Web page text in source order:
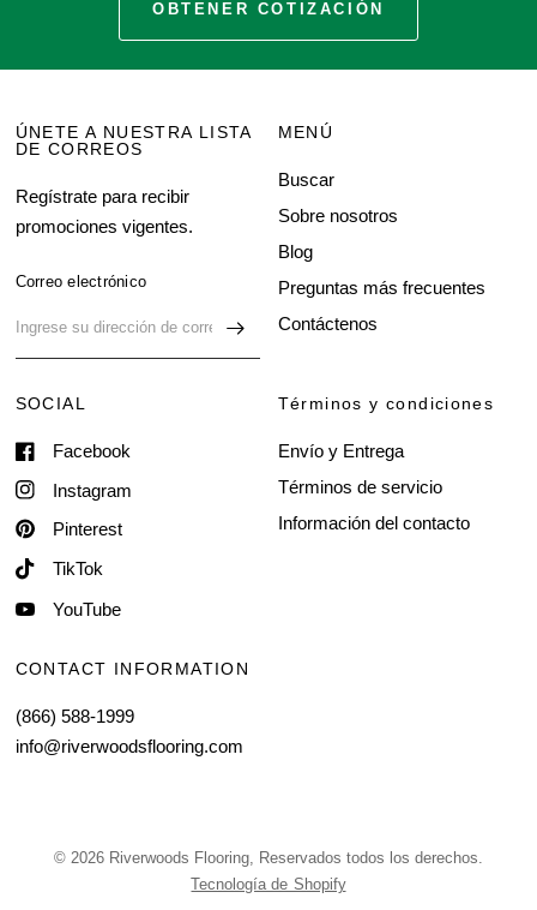
OBTENER COTIZACIÓN
ÚNETE A NUESTRA LISTA
DE CORREOS
Regístrate para recibir
promociones vigentes.
Correo electrónico
MENÚ
Buscar
Sobre nosotros
Blog
Preguntas más frecuentes
Contáctenos
SOCIAL
Facebook
Instagram
Pinterest
TikTok
YouTube
Términos y condiciones
Envío y Entrega
Términos de servicio
Información del contacto
CONTACT INFORMATION
(866) 588-1999
info@riverwoodsflooring.com
© 2026 Riverwoods Flooring, Reservados todos los derechos.
Tecnología de Shopify